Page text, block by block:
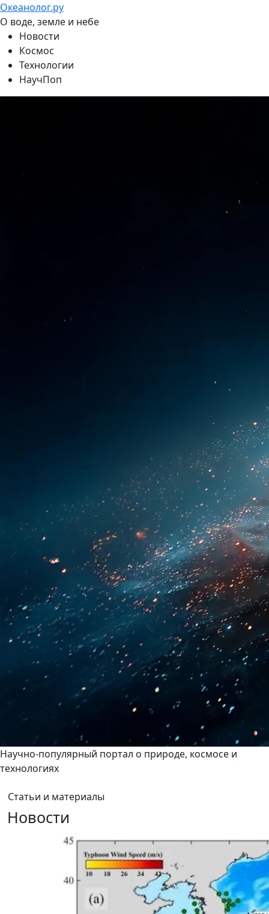
Океанолог.ру
О воде, земле и небе
Новости
Космос
Технологии
НаучПоп
Научно-популярный портал о природе, космосе и
технологиях
Статьи и материалы
Новости